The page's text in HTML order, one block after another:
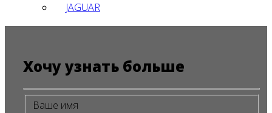
JAGUAR
Хочу узнать больше
Ваше имя